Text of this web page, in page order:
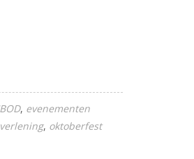
evenementen
oktoberfest